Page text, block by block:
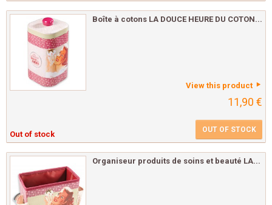
Boîte à cotons LA DOUCE HEURE DU COTON...
View this product
11,90 €
Out of stock OUT OF STOCK
Organiseur produits de soins et beauté LA...